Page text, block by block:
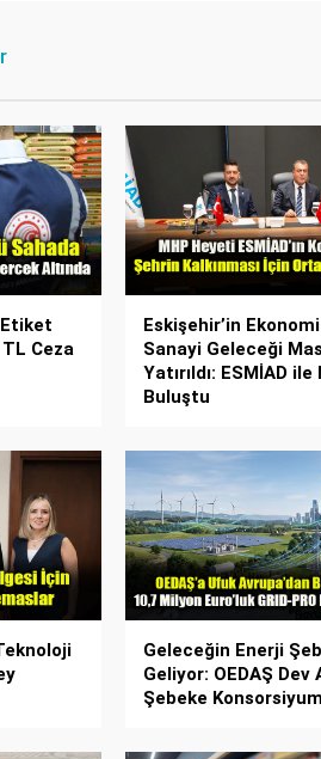
Ceza
Eskişehir’in
Sanayi Geleceği
Yatırıldı: ESMİAD ile
Buluştu
Geleceğin Enerji
Geliyor: OEDAŞ Dev
Şebeke